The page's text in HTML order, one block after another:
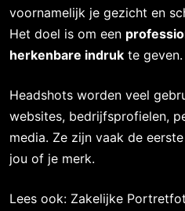
voornamelijk je gezicht en
Het doel is om een
herkenbare indruk te geven.
Headshots worden veel
websites, bedrijfsprofielen,
media. Ze zijn vaak de
jou of je merk.
Lees ook: Zakelijke